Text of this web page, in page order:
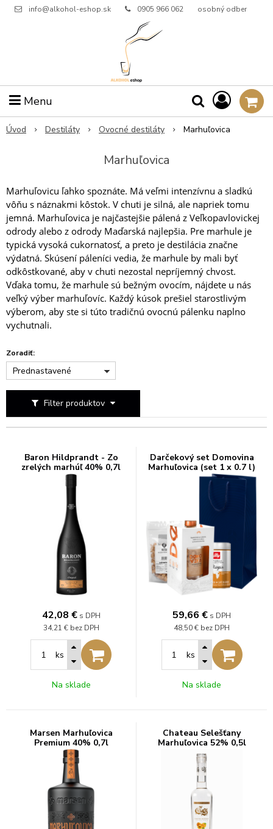
info@alkohol-eshop.sk 0905 966 062 osobný odber
Menu
Úvod Destiláty Ovocné destiláty Marhuľovica
Marhuľovica
Marhuľovicu ľahko spoznáte. Má veľmi intenzívnu a sladkú
vôňu s náznakmi kôstok. V chuti je silná, ale napriek tomu
jemná. Marhuľovica je najčastejšie pálená z Veľkopavlovickej
odrody alebo z odrody Maďarská najlepšia. Pre marhule je
typická vysoká cukornatosť, a preto je destilácia značne
výdatná. Skúsení páleníci vedia, že marhule by mali byť
odkôstkované, aby v chuti nezostal nepríjemný chvost.
Vďaka tomu, že marhule sú bežným ovocím, nájdete u nás
veľký výber marhuľovíc. Každý kúsok prešiel starostlivým
výberom, aby ste si túto tradičnú ovocnú pálenku naplno
vychutnali.
Filter produktov
Zoradiť:
Prednastavené
Baron Hildprandt - Zo
zrelých marhúľ 40% 0,7l
42,08 € s DPH
34,21 € bez DPH
ks
Na sklade
Darčekový set Domovina
Marhuľovica (set 1 x 0.7 l)
59,66 € s DPH
48,50 € bez DPH
ks
Na sklade
Marsen Marhuľovica
Premium 40% 0,7l
Chateau Selešťany
Marhuľovica 52% 0,5l